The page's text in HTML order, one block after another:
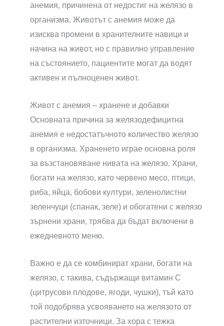
анемия, причинена от недостиг на желязо в
организма. Животът с анемия може да
изисква промени в хранителните навици и
начина на живот, но с правилно управление
на състоянието, пациентите могат да водят
активен и пълноценен живот.
Живот с анемия – хранене и добавки
Основната причина за желязодефицитна
анемия е недостатъчното количество желязо
в организма. Храненето играе основна роля
за възстановяване нивата на желязо. Храни,
богати на желязо, като червено месо, птици,
риба, яйца, бобови култури, зеленолистни
зеленчуци (спанак, зеле) и обогатени с желязо
зърнени храни, трябва да бъдат включени в
ежедневното меню.
Важно е да се комбинират храни, богати на
желязо, с такива, съдържащи витамин C
(цитрусови плодове, ягоди, чушки), тъй като
той подобрява усвояването на желязото от
растителни източници. За хора с тежка